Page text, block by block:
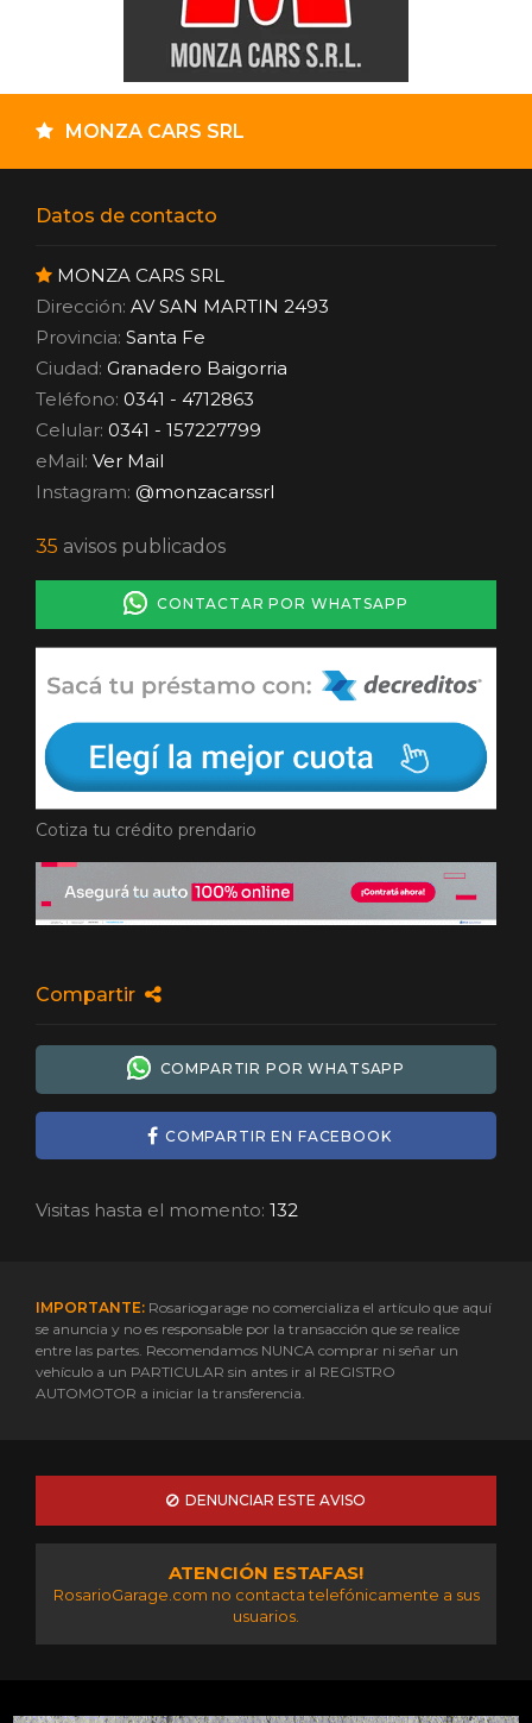
MONZA CARS SRL
Datos de contacto
MONZA CARS SRL
Dirección: AV SAN MARTIN 2493
Provincia: Santa Fe
Ciudad: Granadero Baigorria
Teléfono: 0341 - 4712863
Celular: 0341 - 157227799
eMail: Ver Mail
Instagram: @monzacarssrl
35 avisos publicados
CONTACTAR POR WHATSAPP
Cotiza tu crédito prendario
Compartir
COMPARTIR POR WHATSAPP
COMPARTIR EN FACEBOOK
Visitas hasta el momento: 132
IMPORTANTE: Rosariogarage no comercializa el artículo que aquí
se anuncia y no es responsable por la transacción que se realice
entre las partes. Recomendamos NUNCA comprar ni señar un
vehículo a un PARTICULAR sin antes ir al REGISTRO
AUTOMOTOR a iniciar la transferencia.
DENUNCIAR ESTE AVISO
ATENCIÓN ESTAFAS!
RosarioGarage.com no contacta telefónicamente a sus
usuarios.